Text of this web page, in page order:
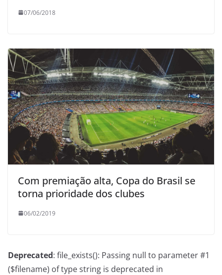
07/06/2018
Com premiação alta, Copa do Brasil se
torna prioridade dos clubes
06/02/2019
Deprecated: file_exists(): Passing null to parameter #1
($filename) of type string is deprecated in